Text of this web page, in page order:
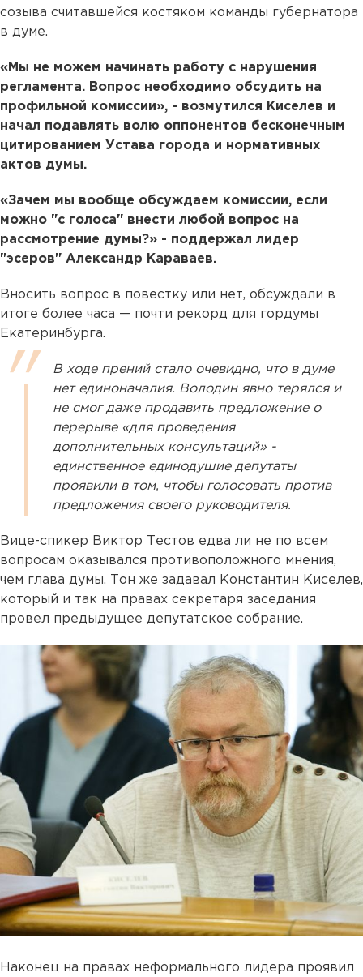
созыва считавшейся костяком команды губернатора
в думе.
«Мы не можем начинать работу с нарушения
регламента. Вопрос необходимо обсудить на
профильной комиссии», - возмутился Киселев и
начал подавлять волю оппонентов бесконечным
цитированием Устава города и нормативных
актов думы.
«Зачем мы вообще обсуждаем комиссии, если
можно "с голоса" внести любой вопрос на
рассмотрение думы?» - поддержал лидер
"эсеров" Александр Караваев.
Вносить вопрос в повестку или нет, обсуждали в
итоге более часа — почти рекорд для гордумы
Екатеринбурга.
В ходе прений стало очевидно, что в думе
нет единоначалия. Володин явно терялся и
не смог даже продавить предложение о
перерыве «для проведения
дополнительных консультаций» -
единственное единодушие депутаты
проявили в том, чтобы голосовать против
предложения своего руководителя.
Вице-спикер Виктор Тестов едва ли не по всем
вопросам оказывался противоположного мнения,
чем глава думы. Тон же задавал Константин Киселев,
который и так на правах секретаря заседания
провел предыдущее депутатское собрание.
Наконец на правах неформального лидера проявил